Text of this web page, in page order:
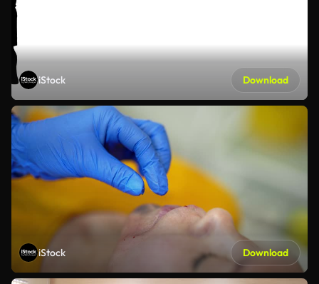
iStock Download
iStock Download